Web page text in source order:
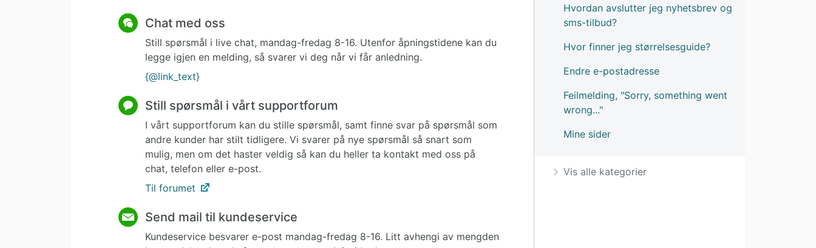
Chat med oss
Still spørsmål i live chat, mandag-fredag 8-16. Utenfor åpningstidene kan du
legge igjen en melding, så svarer vi deg når vi får anledning.
{@link_text}
Still spørsmål i vårt supportforum
I vårt supportforum kan du stille spørsmål, samt finne svar på spørsmål som
andre kunder har stilt tidligere. Vi svarer på nye spørsmål så snart som
mulig, men om det haster veldig så kan du heller ta kontakt med oss på
chat, telefon eller e-post.
Til forumet
Send mail til kundeservice
Kundeservice besvarer e-post mandag-fredag 8-16. Litt avhengi av mengden
Hvordan avslutter jeg nyhetsbrev og
sms-tilbud?
Hvor finner jeg størrelsesguide?
Endre e-postadresse
Feilmelding, "Sorry, something went
wrong..."
Mine sider
Vis alle kategorier